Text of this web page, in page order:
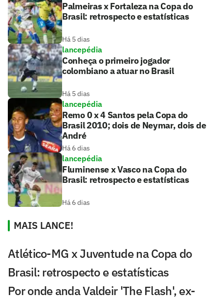
Palmeiras x Fortaleza na Copa do
Brasil: retrospecto e estatísticas
Há 5 dias
lancepédia
Conheça o primeiro jogador
colombiano a atuar no Brasil
Há 5 dias
lancepédia
Remo 0 x 4 Santos pela Copa do
Brasil 2010; dois de Neymar, dois de
André
Há 6 dias
lancepédia
Fluminense x Vasco na Copa do
Brasil: retrospecto e estatísticas
Há 6 dias
MAIS LANCE!
Atlético-MG x Juventude na Copa do
Brasil: retrospecto e estatísticas
Por onde anda Valdeir 'The Flash', ex-